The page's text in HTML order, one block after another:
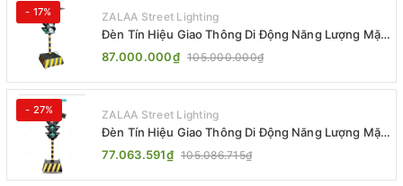
- 17% ZALAA Street Lighting
Đèn Tín Hiệu Giao Thông Di Động Năng Lượng Mặt
Trời ZALAA ZL-300A-D
87.000.000₫ 105.000.000₫
- 27% ZALAA Street Lighting
Đèn Tín Hiệu Giao Thông Di Động Năng Lượng Mặt
Trời ZALAA ZL-409300C
77.063.591₫ 105.086.715₫